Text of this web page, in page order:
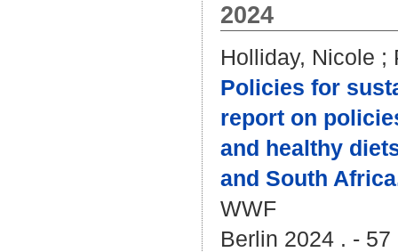
2024
Holliday, Nicole ;
Policies for
report on
and healthy
and South
WWF
Berlin 2024 . - 57